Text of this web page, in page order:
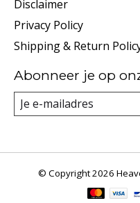
Disclaimer
Privacy Policy
Shipping & Return
Abonneer je op
© Copyright 2026